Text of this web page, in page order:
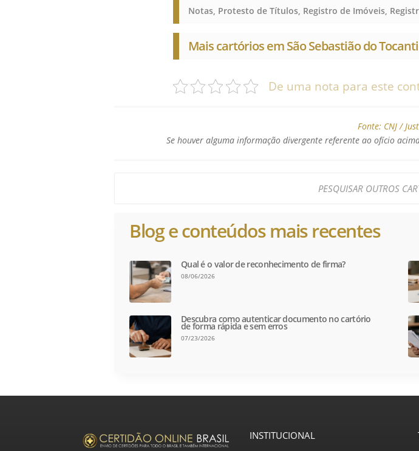
Mais cartórios em São Sebastião do
De uma nota para este
Fonte: CNJ /
Se houver alguma informação divergente referente ao ofício
Blog e conteúdos mais recentes
Qual é o valor de reconhecimento de firma?
08/06/2026
Descubra como autenticar documento no cartório
de forma rápida e sem erros
07/23/2026
INSTITUCIONAL